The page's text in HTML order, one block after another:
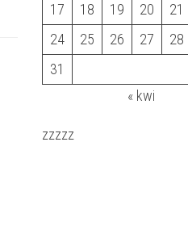
17
18 19 20 21
24
25 26 27 28
31
« kwi
zzzzz